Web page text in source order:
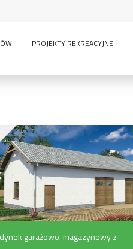
PROJEKTY REKREACYJNE
garażowo-magazynowy z